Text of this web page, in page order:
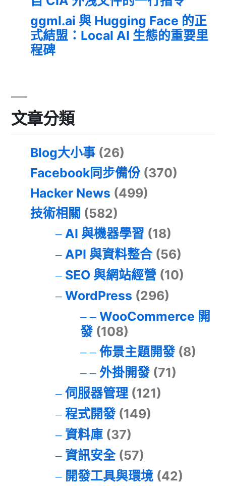
ggml.ai 與 Hugging Face 的正
式結盟：Local AI 生態的重要里
程碑
文章分類
Blog大小事 (26)
Facebook同步備份 (370)
Hacker News (499)
技術相關 (582)
AI 與機器學習 (18)
API 與資料整合(56)
SEO 與網站經營 (10)
WordPress (296)
WooCommerce 開
發(108)
佈景主題開發(8)
外掛開發(71)
伺服器管理(121)
程式開發(149)
資料庫(37)
資訊安全(57)
開發工具與環境(42)